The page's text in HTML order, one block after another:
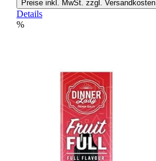
Preise inkl. MwSt. zzgl. Versandkosten
Details
%